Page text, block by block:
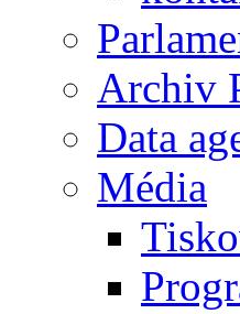
Archiv
Data
Média